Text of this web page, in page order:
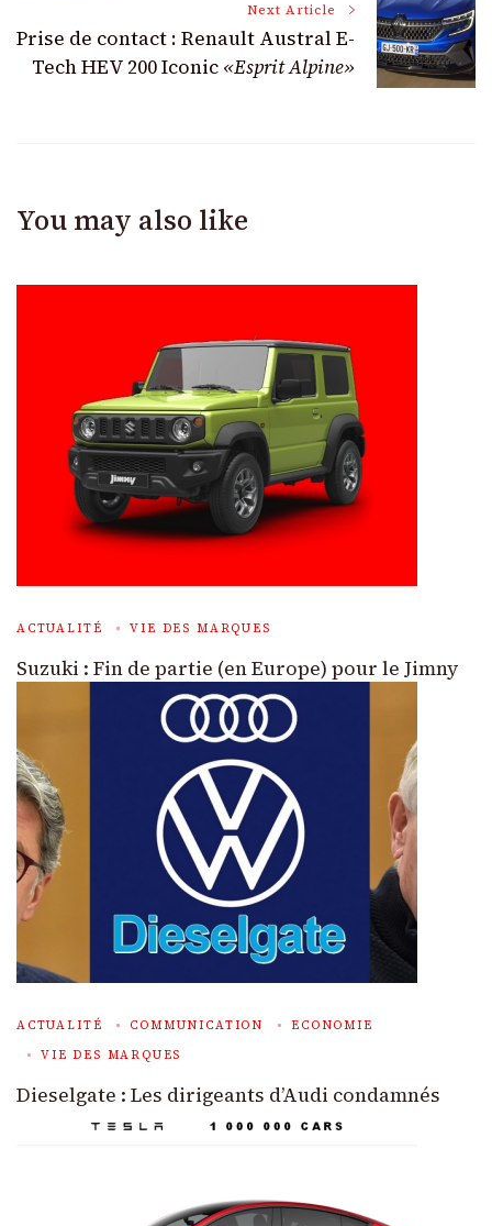
Next Article
Prise de contact : Renault Austral E-
Tech HEV 200 Iconic «Esprit Alpine»
You may also like
ACTUALITÉ VIE DES MARQUES
Suzuki : Fin de partie (en Europe) pour le Jimny
ACTUALITÉ COMMUNICATION
ECONOMIE
VIE DES MARQUES
Dieselgate : Les dirigeants d’Audi condamnés